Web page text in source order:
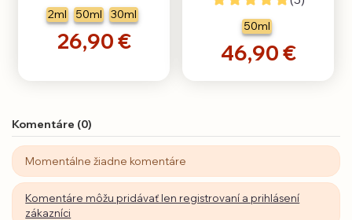
2ml 50ml 30ml
26,90 €
50ml
46,90 €
Komentáre (0)
Momentálne žiadne komentáre
Komentáre môžu pridávať len registrovaní a prihlásení
zákazníci